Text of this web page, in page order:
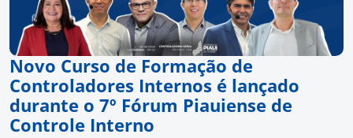
Novo Curso de Formação de
Controladores Internos é lançado
durante o 7º Fórum Piauiense de
Controle Interno